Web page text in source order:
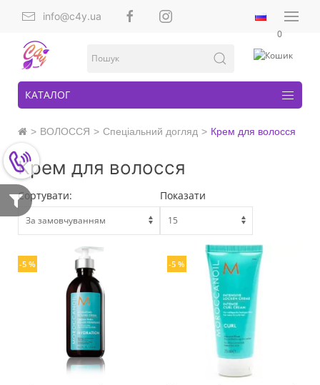
info@c4y.ua
0
КАТАЛОГ
ВОЛОССЯ Спеціальний догляд Крем для волосся
Крем для волосся
Сортувати: Показати
-5 % -5 %